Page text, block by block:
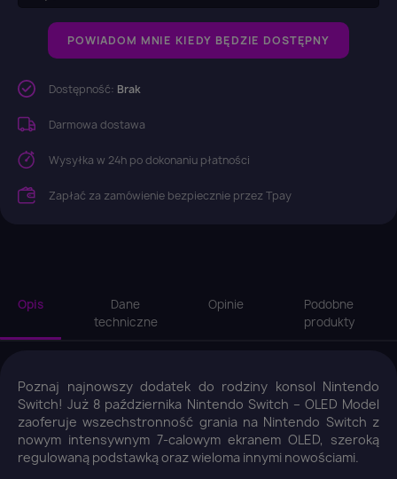
POWIADOM MNIE KIEDY BĘDZIE DOSTĘPNY
Dostępność: Brak
Darmowa dostawa
Wysyłka w 24h po dokonaniu płatności
Zapłać za zamówienie bezpiecznie przez Tpay
Opis
Dane
techniczne
Opinie
Podobne
produkty
Poznaj najnowszy dodatek do rodziny konsol Nintendo
Switch! Już 8 października Nintendo Switch – OLED Model
zaoferuje wszechstronność grania na Nintendo Switch z
nowym intensywnym 7-calowym ekranem OLED, szeroką
regulowaną podstawką oraz wieloma innymi nowościami.